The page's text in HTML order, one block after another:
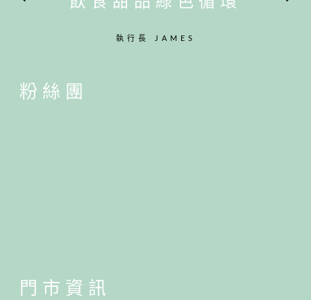
執行長 JAMES
粉絲團
門市資訊